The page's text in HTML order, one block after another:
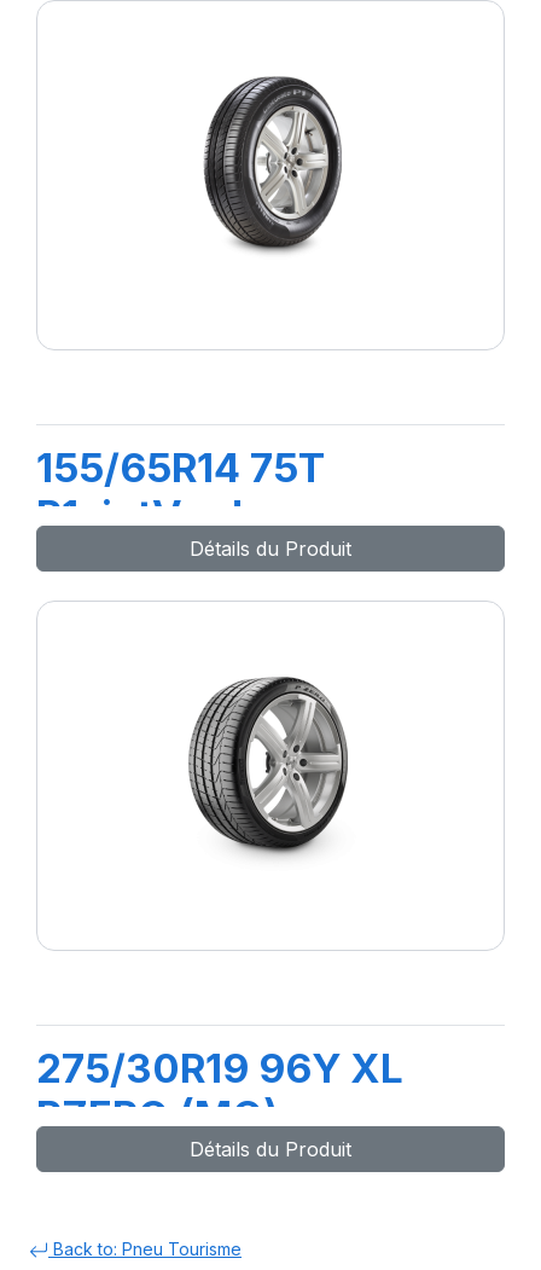
155/65R14 75T
P1cintVerde
Détails du Produit
275/30R19 96Y XL
PZERO (MO)
Détails du Produit
Back to: Pneu Tourisme